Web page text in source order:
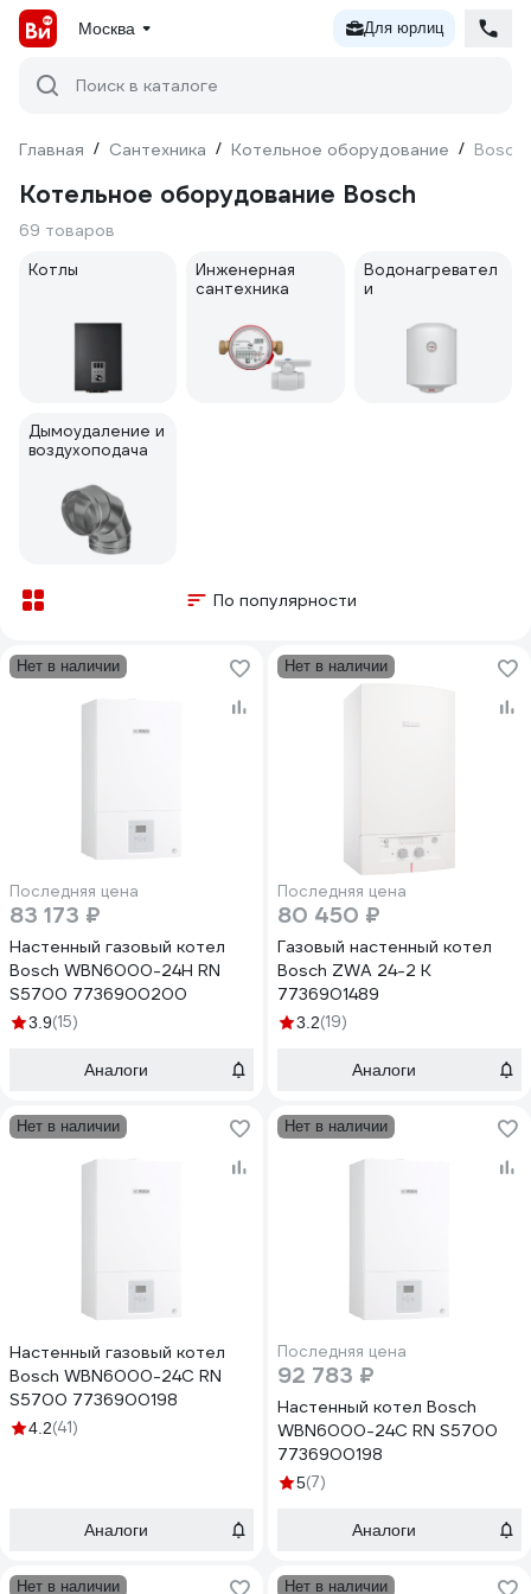
Москва Для юрлиц
Поиск в каталоге
Главная / Сантехника / Котельное оборудование / Bosch
Котельное оборудование Bosch
69 товаров
Котлы
Инженерная
сантехника
Водонагревател
и
Дымоудаление и
воздухоподача
По популярности
Нет в наличии
Последняя цена
83 173 ₽
Настенный газовый котел
Bosch WBN6000-24H RN
S5700 7736900200
3.9(15)
Аналоги
Нет в наличии
Последняя цена
80 450 ₽
Газовый настенный котел
Bosch ZWA 24-2 K
7736901489
3.2(19)
Аналоги
Нет в наличии
Настенный газовый котел
Bosch WBN6000-24C RN
S5700 7736900198
4.2(41)
Аналоги
Нет в наличии
Последняя цена
92 783 ₽
Настенный котел Bosch
WBN6000-24C RN S5700
7736900198
5(7)
Аналоги
Нет в наличии Нет в наличии